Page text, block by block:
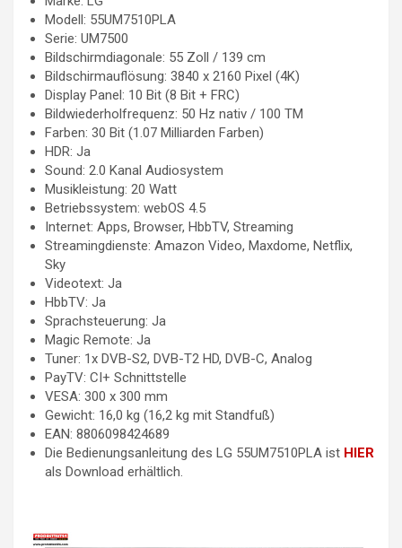
Modell: 55UM7510PLA
Serie: UM7500
Bildschirmdiagonale: 55 Zoll / 139 cm
Bildschirmauflösung: 3840 x 2160 Pixel (4K)
Display Panel: 10 Bit (8 Bit + FRC)
Bildwiederholfrequenz: 50 Hz nativ / 100 TM
Farben: 30 Bit (1.07 Milliarden Farben)
HDR: Ja
Sound: 2.0 Kanal Audiosystem
Musikleistung: 20 Watt
Betriebssystem: webOS 4.5
Internet: Apps, Browser, HbbTV, Streaming
Streamingdienste: Amazon Video, Maxdome, Netflix,
Sky
Videotext: Ja
HbbTV: Ja
Sprachsteuerung: Ja
Magic Remote: Ja
Tuner: 1x DVB-S2, DVB-T2 HD, DVB-C, Analog
PayTV: CI+ Schnittstelle
VESA: 300 x 300 mm
Gewicht: 16,0 kg (16,2 kg mit Standfuß)
EAN: 8806098424689
Die Bedienungsanleitung des LG 55UM7510PLA ist HIER
als Download erhältlich.